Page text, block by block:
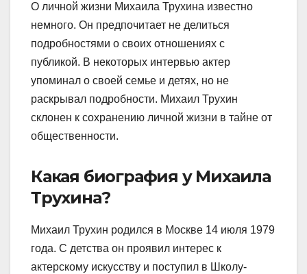
О личной жизни Михаила Трухина известно
немного. Он предпочитает не делиться
подробностями о своих отношениях с
публикой. В некоторых интервью актер
упоминал о своей семье и детях, но не
раскрывал подробности. Михаил Трухин
склонен к сохранению личной жизни в тайне от
общественности.
Какая биография у Михаила
Трухина?
Михаил Трухин родился в Москве 14 июля 1979
года. С детства он проявил интерес к
актерскому искусству и поступил в Школу-